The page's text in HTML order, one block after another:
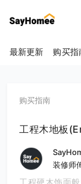
最新更新 购买指
购买指南
工程木地板
装修师